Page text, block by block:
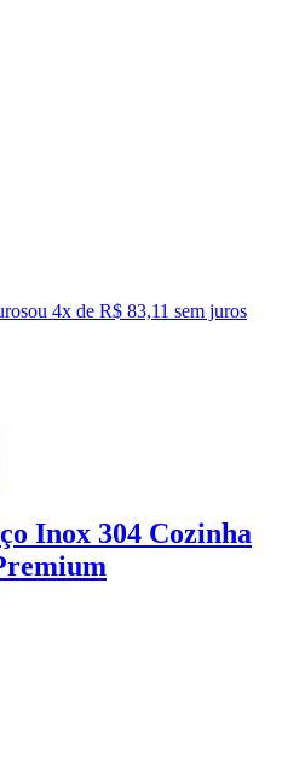
ou 4x de R$ 83,11 sem juros
Inox 304 Cozinha